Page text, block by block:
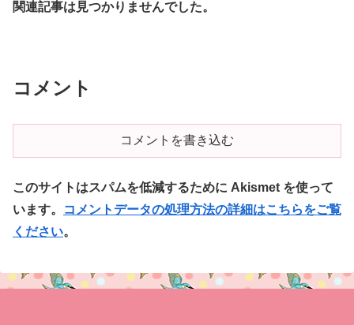
関連記事は見つかりませんでした。
コメント
コメントを書き込む
このサイトはスパムを低減するために Akismet を使って
います。
コメントデータの処理方法の詳細はこちらをご覧
ください。